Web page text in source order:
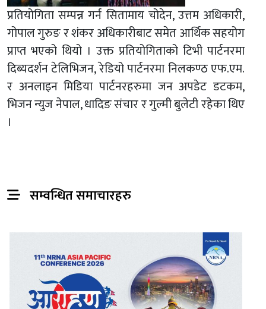
प्रतियोगिता सम्पन्न गर्न सितामाय चोदेन, उत्तम अधिकारी,
गोपाल गुरुङ र शंकर अधिकारीबाट समेत आर्थिक सहयोग
प्राप्त भएको थियो । उक्त प्रतियोगिताको टिभी पार्टनरमा
दिब्यदर्शन टेलिभिजन, रेडियो पार्टनरमा निलकण्ठ एफ.एम.
र अनलाइन मिडिया पार्टनरहरुमा जन अपडेट डटकम,
भिजन न्युज नेपाल, धादिङ संचार र गुल्मी बुलेटी रहेका थिए
।
सम्वन्धित समाचारहरु